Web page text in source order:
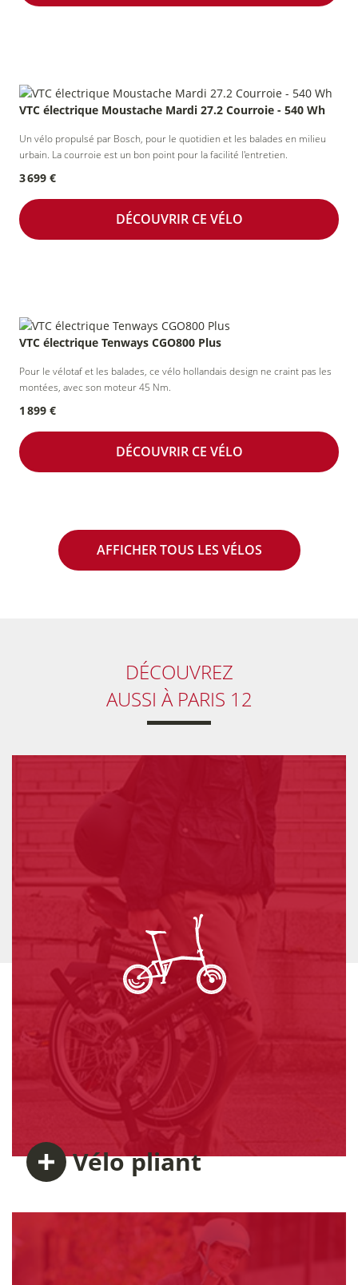
VTC électrique Moustache Mardi 27.2 Courroie - 540 Wh
Un vélo propulsé par Bosch, pour le quotidien et les balades en milieu
urbain. La courroie est un bon point pour la facilité l'entretien.
3 699 €
DÉCOUVRIR CE VÉLO
VTC électrique Tenways CGO800 Plus
Pour le vélotaf et les balades, ce vélo hollandais design ne craint pas les
montées, avec son moteur 45 Nm.
1 899 €
DÉCOUVRIR CE VÉLO
AFFICHER TOUS LES VÉLOS
DÉCOUVREZ
AUSSI À PARIS 12
Vélopliant